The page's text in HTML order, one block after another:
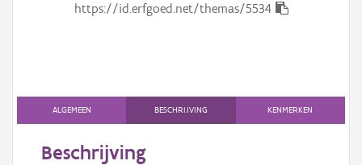
Persoon of collectief
Downloads
https://id.erfgoed.net/themas/5534
ALGEMEEN BESCHRIJVING KENMERKEN
Beschrijving